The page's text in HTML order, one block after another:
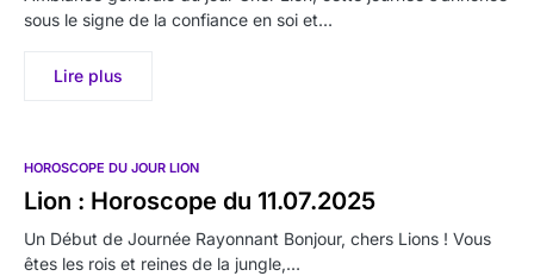
sous le signe de la confiance en soi et…
Lire plus
HOROSCOPE DU JOUR LION
Lion : Horoscope du 11.07.2025
Un Début de Journée Rayonnant Bonjour, chers Lions ! Vous
êtes les rois et reines de la jungle,…